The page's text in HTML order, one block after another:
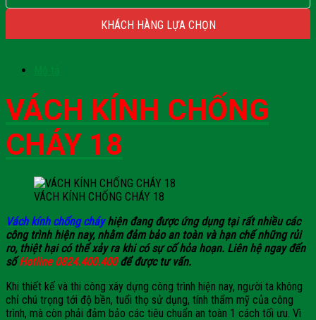
KHÁCH HÀNG LỰA CHỌN
VÁCH KÍNH CHỐNG
CHÁY 18
VÁCH KÍNH CHỐNG CHÁY 18
Vách kính chống cháyhiện đang được ứng dụng tại rất nhiều các
công trình hiện nay, nhằm đảm bảo an toàn và hạn chế những rủi
ro, thiệt hại có thể xảy ra khi có sự cố hỏa hoạn. Liên hệ ngay đến
sốHotline 0824.400.400để được tư vấn.
Khi thiết kế và thi công xây dựng công trình hiện nay, người ta không
chỉ chú trọng tới độ bền, tuổi thọ sử dụng, tính thẩm mỹ của công
trình, mà còn phải đảm bảo các tiêu chuẩn an toàn 1 cách tối ưu. Vì